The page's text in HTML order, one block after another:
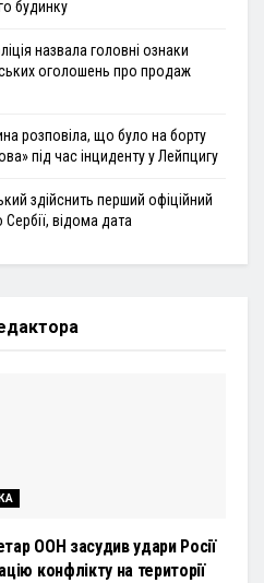
будинку
назвала головні ознаки
оголошень про продаж
розповіла, що було на борту
під час інциденту у Лейпцигу
здійснить перший офіційний
Сербії, відома дата
ООН засудив удари Росії
конфлікту на території